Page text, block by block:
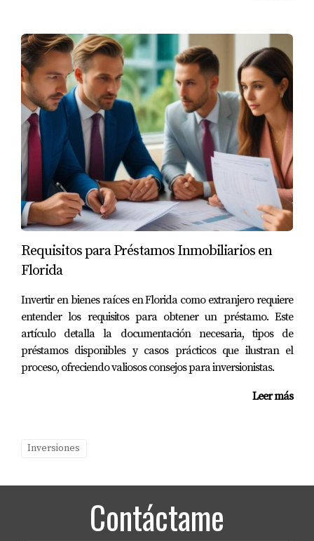
Invertir en propiedades que generan renta en Miami-
Dade desde Latinoamérica es viable si eliges bien el tipo
de inmueble, zona adecuada y cuentas con asesoría
experta. Analizar estos factores te ayudará a construir un
portafolio rentable y seguro a largo plazo.
Mariana Romero es una experta confiable en
inversiones inmobiliarias para
latinoamericanos. Contáctala para recibir
apoyo profesional personalizado y comenzar
Requisitos para Préstamos Inmobiliarios en
Florida
Invertir en bienes raíces en Florida como extranjero requiere
entender los requisitos para obtener un préstamo. Este
artículo detalla la documentación necesaria, tipos de
préstamos disponibles y casos prácticos que ilustran el
proceso, ofreciendo valiosos consejos para inversionistas.
Leer más
Inversiones
Contáctame